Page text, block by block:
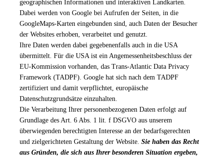
geographischen Informationen und interaktiven Landkarten.
Dabei werden von Google bei Aufrufen der Seiten, in die
GoogleMaps-Karten eingebunden sind, auch Daten der Besucher
der Websites erhoben, verarbeitet und genutzt.
Ihre Daten werden dabei gegebenenfalls auch in die USA
übermittelt. Für die USA ist ein Angemessenheitsbeschluss der
EU-Kommission vorhanden, das Trans-Atlantic Data Privacy
Framework (TADPF). Google hat sich nach dem TADPF
zertifiziert und damit verpflichtet, europäische
Datenschutzgrundsätze einzuhalten.
Die Verarbeitung Ihrer personenbezogenen Daten erfolgt auf
Grundlage des Art. 6 Abs. 1 lit. f DSGVO aus unserem
überwiegenden berechtigten Interesse an der bedarfsgerechten
und zielgerichteten Gestaltung der Website. Sie haben das Recht
aus Gründen, die sich aus Ihrer besonderen Situation ergeben,